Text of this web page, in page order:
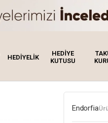
HEDİYELİK
HEDİYE
KUTUSU
Endorfia